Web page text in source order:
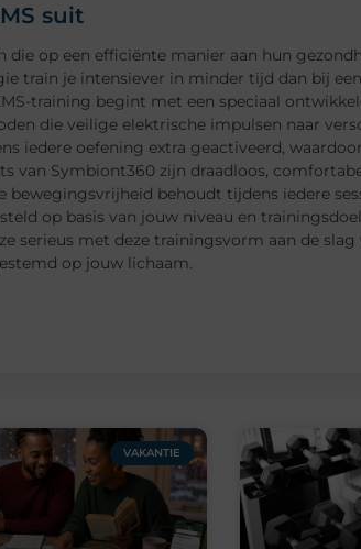
suit
op een efficiënte manier aan hun
train je intensiever in minder tijd dan bij
training begint met een speciaal
die veilige elektrische impulsen naar
iedere oefening extra geactiveerd,
van Symbiont360 zijn draadloos,
behoudt tijdens iedere
op basis van jouw niveau en
serieus met deze trainingsvorm aan de
op jouw lichaam.
VAKANTIE